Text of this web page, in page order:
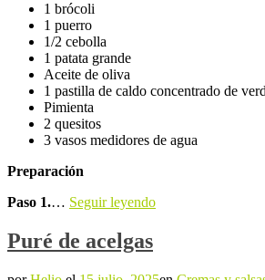
1 brócoli
1 puerro
1/2 cebolla
1 patata grande
Aceite de oliva
1 pastilla de caldo concentrado de
Pimienta
2 quesitos
3 vasos medidores de agua
Preparación
Paso 1.… Seguir leyendo
Puré de acelgas